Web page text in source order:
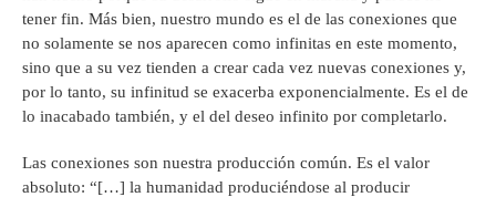
tener fin. Más bien, nuestro mundo es el de las conexiones que
no solamente se nos aparecen como infinitas en este momento,
sino que a su vez tienden a crear cada vez nuevas conexiones y,
por lo tanto, su infinitud se exacerba exponencialmente. Es el de
lo inacabado también, y el del deseo infinito por completarlo.
Las conexiones son nuestra producción común. Es el valor
absoluto: “[…] la humanidad produciéndose al producir